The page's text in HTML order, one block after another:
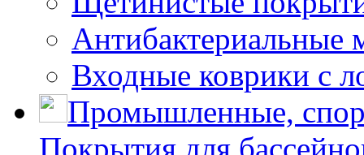
Антибактериальные
Входные коврики с
Промышленные,
Покрытия для